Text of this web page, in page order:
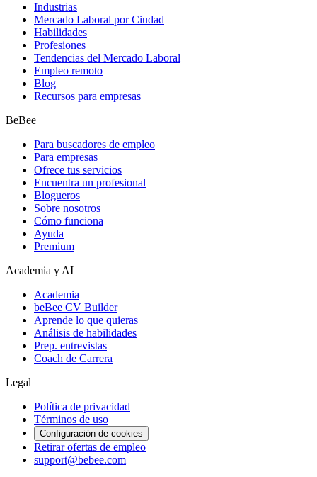
Industrias
Mercado Laboral por Ciudad
Habilidades
Profesiones
Tendencias del Mercado Laboral
Empleo remoto
Blog
Recursos para empresas
BeBee
Para buscadores de empleo
Para empresas
Ofrece tus servicios
Encuentra un profesional
Blogueros
Sobre nosotros
Cómo funciona
Ayuda
Premium
Academia y AI
Academia
beBee CV Builder
Aprende lo que quieras
Análisis de habilidades
Prep. entrevistas
Coach de Carrera
Legal
Política de privacidad
Términos de uso
Configuración de cookies
Retirar ofertas de empleo
support@bebee.com